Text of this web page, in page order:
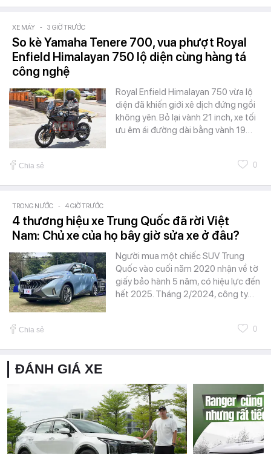
XE MÁY - 3 GIỜ TRƯỚC
So kè Yamaha Tenere 700, vua phượt Royal
Enfield Himalayan 750 lộ diện cùng hàng tá
công nghệ
Royal Enfield Himalayan 750 vừa lộ
diện đã khiến giới xê dịch đứng ngồi
không yên. Bỏ lại vành 21 inch, xe tối
ưu êm ái đường dài bằng vành 19…
Chia sẻ 0
TRONG NƯỚC - 4 GIỜ TRƯỚC
4 thương hiệu xe Trung Quốc đã rời Việt
Nam: Chủ xe của họ bây giờ sửa xe ở đâu?
Người mua một chiếc SUV Trung
Quốc vào cuối năm 2020 nhận về tờ
giấy bảo hành 5 năm, có hiệu lực đến
hết 2025. Tháng 2/2024, công ty…
Chia sẻ 0
ĐÁNH GIÁ XE